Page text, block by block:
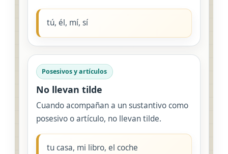
tú, él, mí, sí
Posesivos y artículos
No llevan tilde
Cuando acompañan a un sustantivo como
posesivo o artículo, no llevan tilde.
tu casa, mi libro, el coche